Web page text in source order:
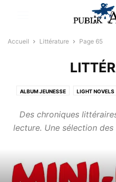
Accueil Littérature Page 65
ALBUM JEUNESSE LIGHT NOVELS
Des chroniques
lecture. Une sélection des